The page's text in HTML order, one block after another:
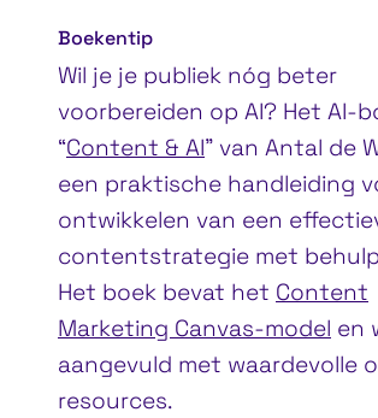
Boekentip
Wil je je publiek nóg beter
voorbereiden op AI? Het AI-
“Content & AI” van Antal de
een praktische handleiding
ontwikkelen van een
contentstrategie met behulp
Het boek bevat het Content
Marketing Canvas-model en
aangevuld met waardevolle
resources.